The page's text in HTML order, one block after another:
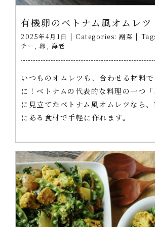
有機卵のベトナム風オムレツ
2025年4月1日 | Categories: 副菜 |
チー
卵 海老
いつものオムレツも、合わせる材料
に！ベトナムの代表的な料理の一つ「
に見立てたベトナム風オムレツなら
にある食材で手軽に作れます。